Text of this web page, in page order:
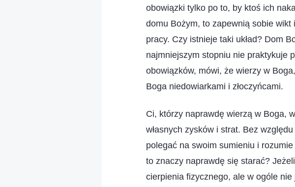
obowiązki tylko po to, by ktoś ich
domu Bożym, to zapewnią sobie
pracy. Czy istnieje taki układ? Dom
najmniejszym stopniu nie praktykuje
obowiązków, mówi, że wierzy w
Boga niedowiarkami i złoczyńcami.
Ci, którzy naprawdę wierzą w Boga,
własnych zysków i strat. Bez
polegać na swoim sumieniu i
to znaczy naprawdę się starać?
cierpienia fizycznego, ale w ogóle